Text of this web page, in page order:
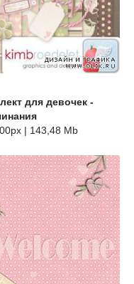
для девочек -
| 143,48 Mb